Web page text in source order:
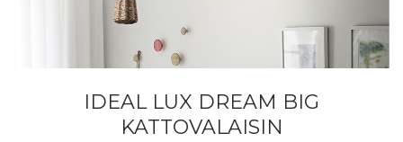
IDEAL LUX DREAM BIG
KATTOVALAISIN